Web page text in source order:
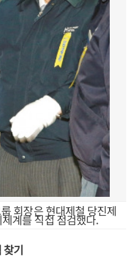
회장은 현대제철 당진제
계를 직접 점검했다.
기